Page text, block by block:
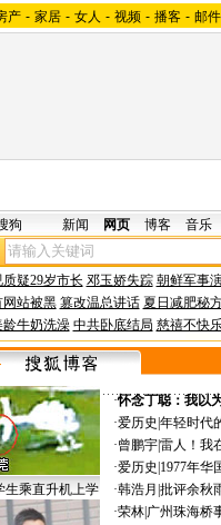
产 - 家居 - 女人 - 视频 - 播客 - 邮件
新闻 网页 博客 音乐
质疑29岁市长 邓玉娇失踪 朝鲜军事
网站被黑 篡改温总讲话 夏日减肥秘
龄牛奶洗澡 中共卧底结局 慈禧不快
生乘直升机上学
·怀念丁聪：我以
·爱历史 年轻时代
·曾鹏宇|雷人！我
·爱历史 1977年华
·韩浩月 批评余秋
·荣林| 广州珠海桥